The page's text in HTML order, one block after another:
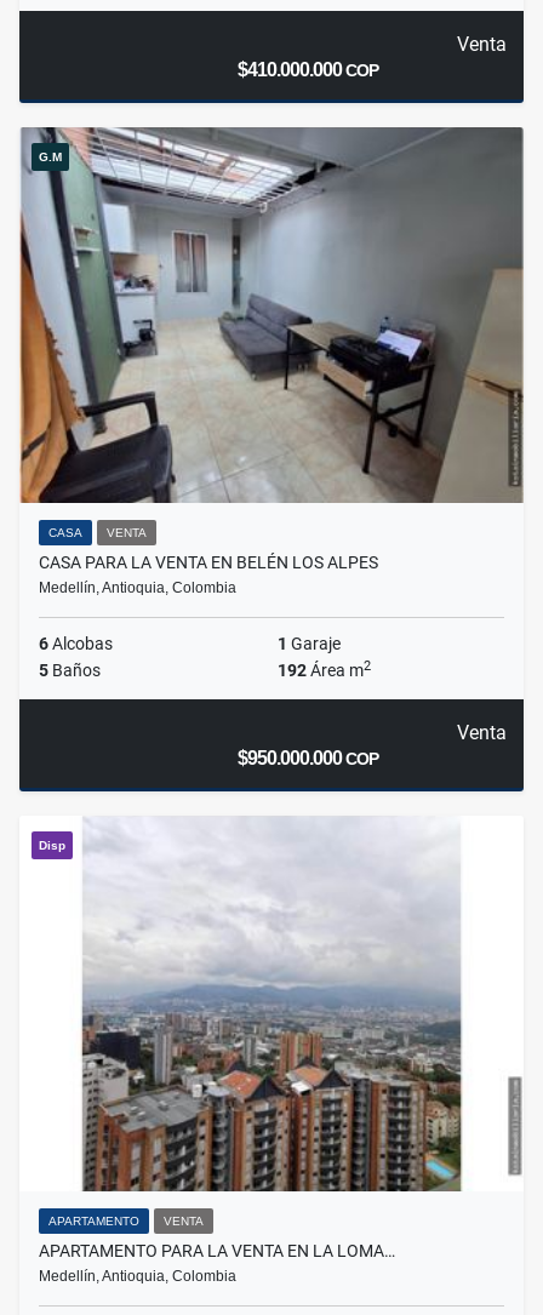
Venta
$410.000.000COP
G.M
CASA VENTA
CASA PARA LA VENTA EN BELÉN LOS ALPES
Medellín, Antioquia, Colombia
6Alcobas 1 Garaje
5 Baños 192Área m2
Venta
$950.000.000COP
Disp
APARTAMENTO VENTA
APARTAMENTO PARA LA VENTA EN LA LOMA…
Medellín, Antioquia, Colombia